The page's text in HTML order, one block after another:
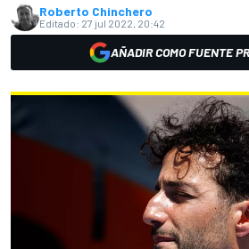
Roberto Chinchero
Editado: 27 jul 2022, 20:42
AÑADIR COMO FUENTE